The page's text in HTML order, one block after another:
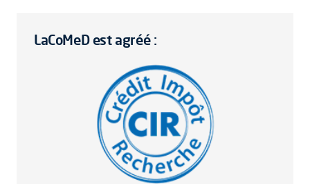
LaCoMeD est agréé :